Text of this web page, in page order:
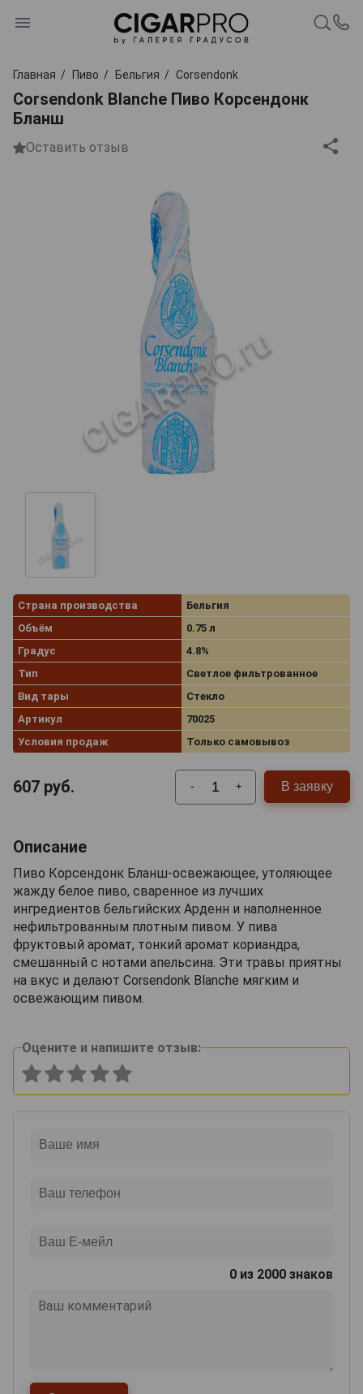
Главная Пиво Бельгия Corsendonk
Corsendonk Blanche Пиво Корсендонк
Бланш
Оставить отзыв
Страна производства
Бельгия
Объём
0.75 л
Градус
4.8%
Тип
Светлое фильтрованное
Вид тары
Стекло
Артикул
70025
Условия продаж
Только самовывоз
607 руб. - + В заявку
Описание
Пиво Корсендонк Бланш-освежающее, утоляющее
жажду белое пиво, сваренное из лучших
ингредиентов бельгийских Арденн и наполненное
нефильтрованным плотным пивом. У пива
фруктовый аромат, тонкий аромат кориандра,
смешанный с нотами апельсина. Эти травы приятны
на вкус и делают Corsendonk Blanche мягким и
освежающим пивом.
Оцените и напишите отзыв:
0 из 2000 знаков